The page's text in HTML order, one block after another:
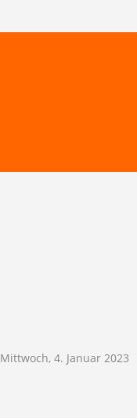
Mittwoch, 4. Januar 2023